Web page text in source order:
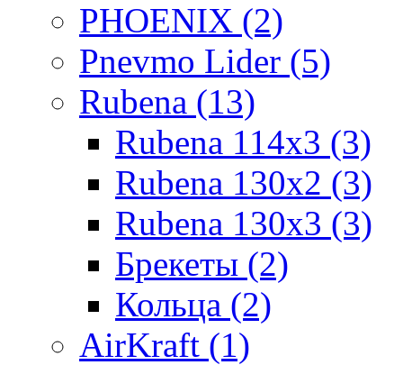
PHOENIX (2)
Pnevmo Lider (5)
Rubena (13)
Rubena 114х3 (3)
Rubena 130х2 (3)
Rubena 130х3 (3)
Брекеты (2)
Кольца (2)
AirKraft (1)